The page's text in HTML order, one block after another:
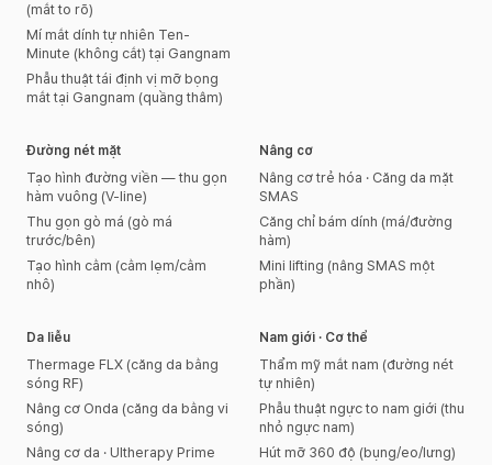
(mắt to rõ)
Mí mắt dính tự nhiên Ten-
Minute (không cắt) tại Gangnam
Phẫu thuật tái định vị mỡ bọng
mắt tại Gangnam (quầng thâm)
Đường nét mặt
Tạo hình đường viền — thu gọn
hàm vuông (V-line)
Thu gọn gò má (gò má
trước/bên)
Tạo hình cằm (cằm lẹm/cằm
nhô)
Nâng cơ
Nâng cơ trẻ hóa · Căng da mặt
SMAS
Căng chỉ bám dính (má/đường
hàm)
Mini lifting (nâng SMAS một
phần)
Da liễu
Thermage FLX (căng da bằng
sóng RF)
Nâng cơ Onda (căng da bằng vi
sóng)
Nâng cơ da · Ultherapy Prime
Nam giới · Cơ thể
Thẩm mỹ mắt nam (đường nét
tự nhiên)
Phẫu thuật ngực to nam giới (thu
nhỏ ngực nam)
Hút mỡ 360 độ (bụng/eo/lưng)